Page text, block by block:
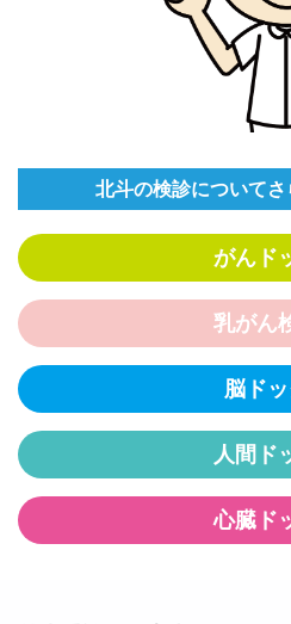
北斗の検診について
がんド
乳がん
脳ド
人間ド
心臓ド